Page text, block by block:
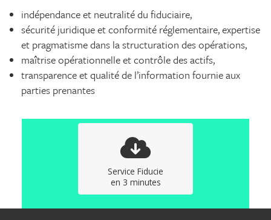
indépendance et neutralité du fiduciaire,
sécurité juridique et conformité réglementaire, expertise
et pragmatisme dans la structuration des opérations,
maîtrise opérationnelle et contrôle des actifs,
transparence et qualité de l’information fournie aux
parties prenantes
Service Fiducie
en 3 minutes